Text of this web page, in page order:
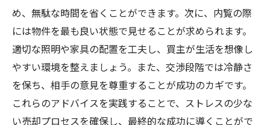
め、無駄な時間を省くことができます。次に、内覧の際
には物件を最も良い状態で見せることが求められます。
適切な照明や家具の配置を工夫し、買主が生活を想像し
やすい環境を整えましょう。また、交渉段階では冷静さ
を保ち、相手の意見を尊重することが成功のカギです。
これらのアドバイスを実践することで、ストレスの少な
い売却プロセスを確保し、最終的な成功に導くことがで